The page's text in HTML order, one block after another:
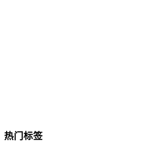
热门标签